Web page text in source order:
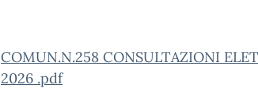
COMUN.N.258 CONSULTAZIONI
2026 .pdf